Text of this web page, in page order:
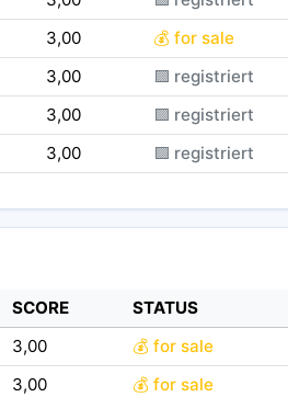
3,00 💰 for sale
3,00 🟪 registriert
3,00 🟪 registriert
3,00 🟪 registriert
SCORE STATUS
3,00 💰 for sale
3,00 💰 for sale